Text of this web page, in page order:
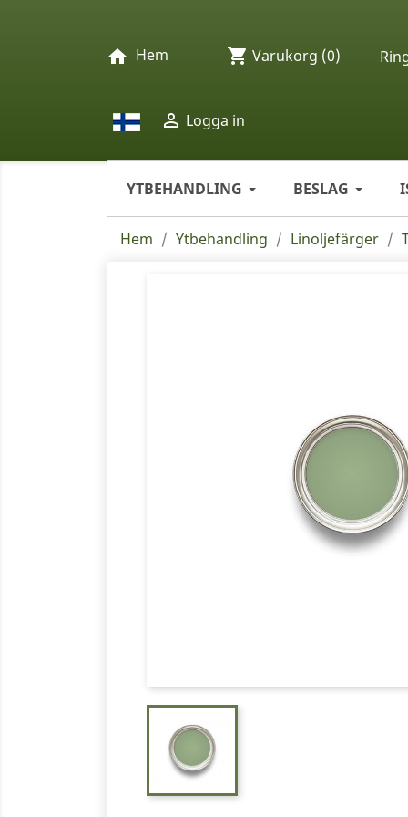
home Hem
 Logga in
shopping_cart Varukorg (0)
YTBEHANDLING BESLAG
Hem Ytbehandling Linoljefärger